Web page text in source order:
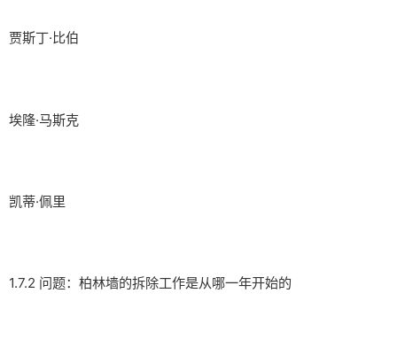
贾斯丁·比伯
埃隆·马斯克
凯蒂·佩里
1.7.2 问题：柏林墙的拆除工作是从哪一年开始的